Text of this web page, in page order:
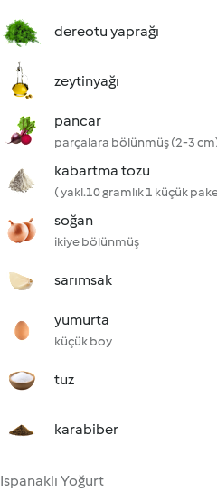
dereotu yaprağı
zeytinyağı
pancar
parçalara bölünmüş (2-3
kabartma tozu
( yakl.10 gramlık 1 küçük
soğan
ikiye bölünmüş
sarımsak
yumurta
küçük boy
tuz
karabiber
Ispanaklı Yoğurt